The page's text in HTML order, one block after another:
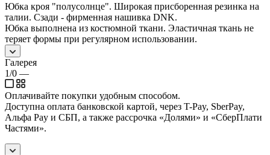
Юбка кроя "полусолнце". Широкая присборенная резинка на
талии. Сзади - фирменная нашивка DNK.
Юбка выполнена из костюмной ткани. Эластичная ткань не
теряет формы при регулярном использовании.
Галерея
1/0 —
Оплачивайте покупки удобным способом.
Доступна оплата банковской картой, через T-Pay, SberPay,
Альфа Pay и СБП, а также рассрочка «Долями» и «СберПлати
Частями».